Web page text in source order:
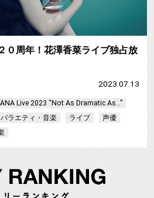
０周年！花澤香菜ライブ独占放
2023.07.13
Live 2023 “Not As Dramatic As…”
バラエティ・音楽 ライブ
声優